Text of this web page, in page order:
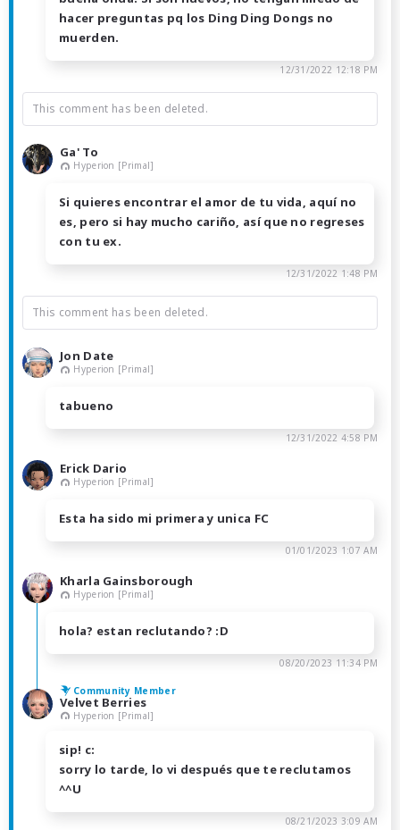
hacer preguntas pq los Ding Ding Dongs no
muerden.
12/31/2022 12:18 PM
This comment has been deleted.
Ga' To
Hyperion [Primal]
Si quieres encontrar el amor de tu vida, aquí no
es, pero si hay mucho cariño, así que no regreses
con tu ex.
12/31/2022 1:48 PM
This comment has been deleted.
Jon Date
Hyperion [Primal]
tabueno
12/31/2022 4:58 PM
Erick Dario
Hyperion [Primal]
Esta ha sido mi primera y unica FC
01/01/2023 1:07 AM
Kharla Gainsborough
Hyperion [Primal]
hola? estan reclutando? :D
08/20/2023 11:34 PM
Community Member
Velvet Berries
Hyperion [Primal]
sip! c:
sorry lo tarde, lo vi después que te reclutamos
^^U
08/21/2023 3:09 AM